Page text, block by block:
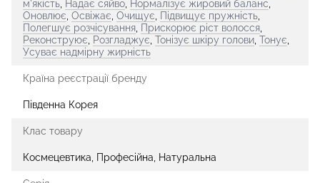
м'якість Надає сяйво Нормалізує жировий баланс
Оновлює Освіжає Очищує Підвищує пружність
Полегшує розчісування Прискорює ріст волосся
Реконструює
Розгладжує Тонізує шкіру голови Тонує
Усуває надмірну жирність
Країна реєстрації бренду
Південна Корея
Клас товару
Космецевтика, Професійна, Натуральна